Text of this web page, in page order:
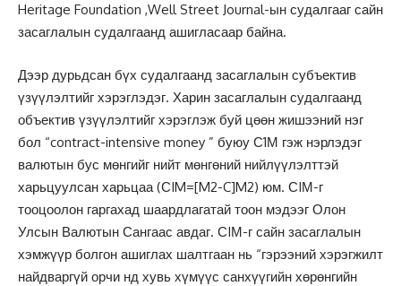
Heritage Foundation ,Well Street Journal-ын судалгааг сайн
засаглалын судалгаанд ашигласаар байна.
Дээр дурьдсан бүх судалгаанд засаглалын субъектив
үзүүлэлтийг хэрэглэдэг. Харин засаглалын судалгаанд
объектив үзүүлэлтийг хэрэглэж буй цөөн жишээний нэг
бол “contract-intensive money ” буюу С1М гэж нэрлэдэг
валютын бус мөнгийг нийт мөнгөний нийлүүлэлттэй
харьцуулсан харьцаа (СIM=[M2-C]M2) юм. СIМ-г
тооцоолон гаргахад шаардлагатай тоон мэдээг Олон
Улсын Валютын Сангаас авдаг. СIМ-г сайн засаглалын
хэмжүүр болгон ашиглах шалтгаан нь “гэрээний хэрэгжилт
найдваргүй орчи нд хувь хүмүүс санхүүгийн хөрөнгийн